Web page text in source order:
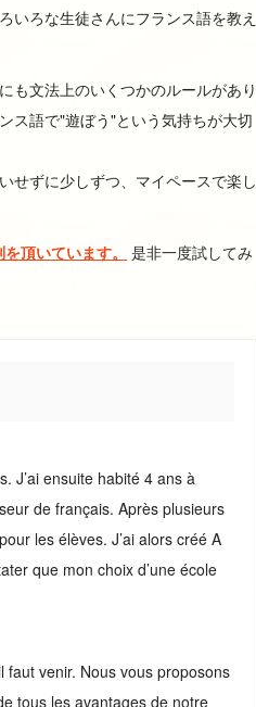
いろな生徒さんにフランス語を教え
も文法上のいくつかのルールがあり
ス語で"遊ぼう"という気持ちが大切
せずに少しずつ、マイペースで楽し
頂いています。 是非一度試してみ
J’ai ensuite habité 4 ans à
de français. Après plusieurs
les élèves. J’ai alors créé A
que mon choix d’une école
faut venir. Nous vous proposons
tous les avantages de notre